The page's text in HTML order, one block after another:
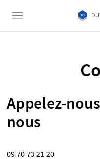
Appelez-
nous
09 70 73 21 20